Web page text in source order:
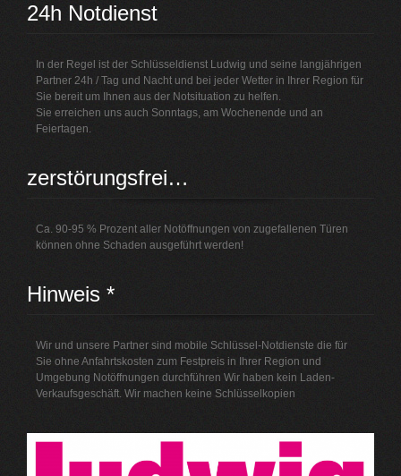
24h Notdienst
In der Regel ist der Schlüsseldienst Ludwig und seine langjährigen
Partner 24h / Tag und Nacht und bei jeder Wetter in Ihrer Region für
Sie bereit um Ihnen aus der Notsituation zu helfen.
Sie erreichen uns auch Sonntags, am Wochenende und an
Feiertagen.
zerstörungsfrei…
Ca. 90-95 % Prozent aller Notöffnungen von zugefallenen Türen
können ohne Schaden ausgeführt werden!
Hinweis *
Wir und unsere Partner sind mobile Schlüssel-Notdienste die für
Sie ohne Anfahrtskosten zum Festpreis in Ihrer Region und
Umgebung Notöffnungen durchführen Wir haben kein Laden-
Verkaufsgeschäft. Wir machen keine Schlüsselkopien